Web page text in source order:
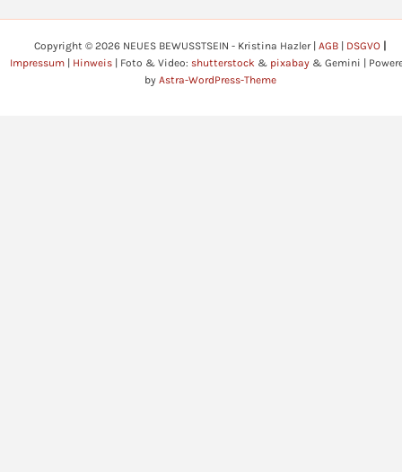
Copyright © 2026 NEUES BEWUSSTSEIN - Kristina Hazler | AGB DSGVO
Impressum
Hinweis | Foto & Video: shutterstock & pixabay & Gemini |
by Astra-WordPress-Theme